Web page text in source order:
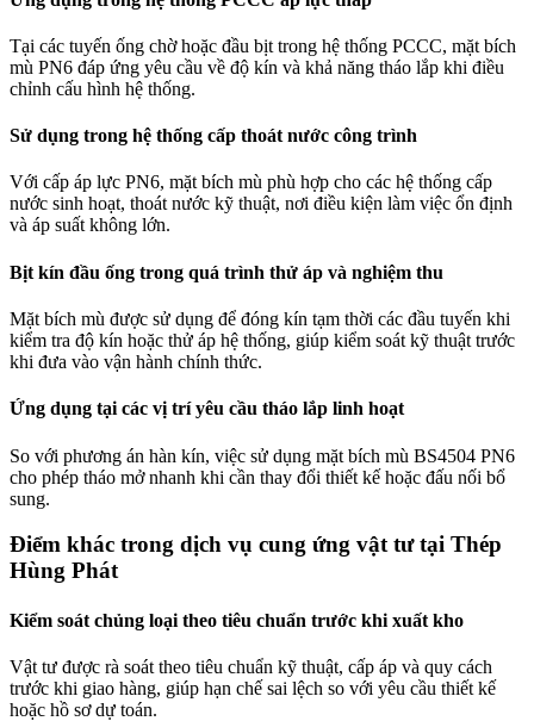
Tại các tuyến ống chờ hoặc đầu bịt trong hệ thống PCCC, mặt bích
mù PN6 đáp ứng yêu cầu về độ kín và khả năng tháo lắp khi điều
chỉnh cấu hình hệ thống.
Sử dụng trong hệ thống cấp thoát nước công trình
Với cấp áp lực PN6, mặt bích mù phù hợp cho các hệ thống cấp
nước sinh hoạt, thoát nước kỹ thuật, nơi điều kiện làm việc ổn định
và áp suất không lớn.
Bịt kín đầu ống trong quá trình thử áp và nghiệm thu
Mặt bích mù được sử dụng để đóng kín tạm thời các đầu tuyến khi
kiểm tra độ kín hoặc thử áp hệ thống, giúp kiểm soát kỹ thuật trước
khi đưa vào vận hành chính thức.
Ứng dụng tại các vị trí yêu cầu tháo lắp linh hoạt
So với phương án hàn kín, việc sử dụng mặt bích mù BS4504 PN6
cho phép tháo mở nhanh khi cần thay đổi thiết kế hoặc đấu nối bổ
sung.
Điểm khác trong dịch vụ cung ứng vật tư tại Thép
Hùng Phát
Kiểm soát chủng loại theo tiêu chuẩn trước khi xuất kho
Vật tư được rà soát theo tiêu chuẩn kỹ thuật, cấp áp và quy cách
trước khi giao hàng, giúp hạn chế sai lệch so với yêu cầu thiết kế
hoặc hồ sơ dự toán.